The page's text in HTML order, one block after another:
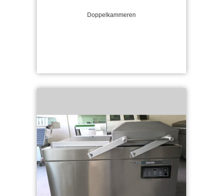
Doppelkammeren